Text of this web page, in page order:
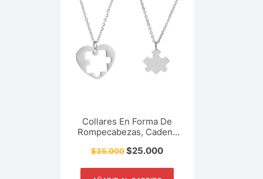
Collares En Forma De
Rompecabezas, Cadena
Para Compartir Con
Joyería, Collar,
$35.000$25.000